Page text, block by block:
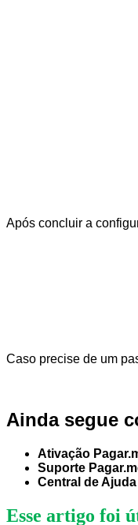
Após concluir a
Caso precise de um
Ainda segue
Ativação
Suporte
Central de
Esse artigo foi